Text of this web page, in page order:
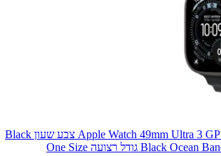
שעון חכם Apple Watch 49mm Ultra 3 GPS + Cellular צבע שעון Black